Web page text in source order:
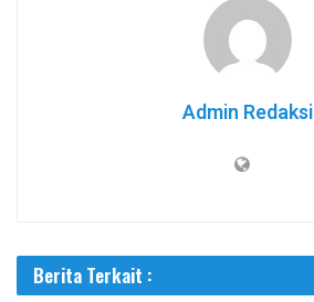
Admin Redaksi
Berita Terkait :